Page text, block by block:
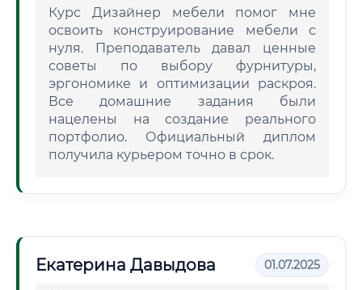
Курс Дизайнер мебели помог мне
освоить конструирование мебели с
нуля. Преподаватель давал ценные
советы по выбору фурнитуры,
эргономике и оптимизации раскроя.
Все домашние задания были
нацелены на создание реального
портфолио. Официальный диплом
получила курьером точно в срок.
Екатерина Давыдова 01.07.2025